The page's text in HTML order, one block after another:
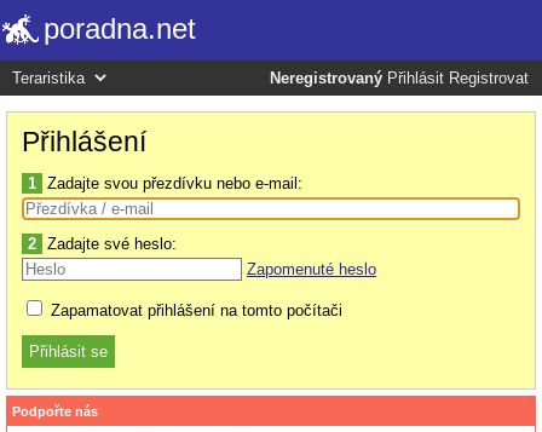
poradna.net
Neregistrovaný Přihlásit Registrovat
Přihlášení
1 Zadajte svou přezdívku nebo e-mail:
2 Zadajte své heslo:
Zapomenuté heslo
Zapamatovat přihlášení na tomto počítači
Podpořte nás